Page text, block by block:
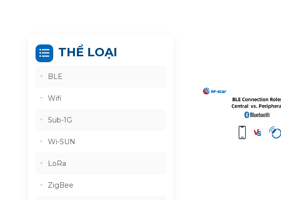
THỂ LOẠI
BLE
Wifi
Sub-1G
Wi-SUN
LoRa
ZigBee